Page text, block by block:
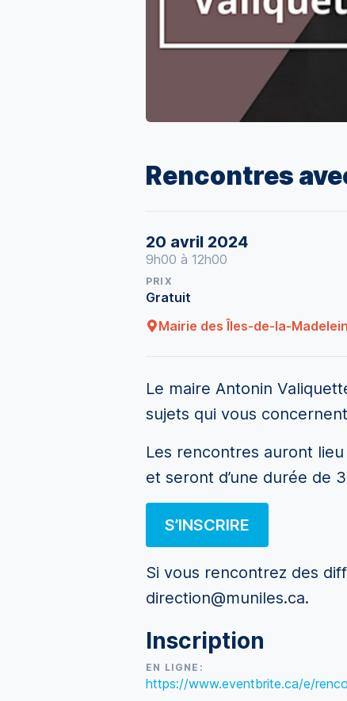
Rencontres
20 avril 2024
9h00 à 12h00
PRIX
Gratuit
Mairie des Îles-de-la-
Le maire Antonin
sujets qui vous
Les rencontres auront
et seront d’une durée de
S’INSCRIRE
Si vous rencontrez des
direction@muniles.ca.
Inscription
EN LIGNE:
https://www.eventbrite.ca/e/